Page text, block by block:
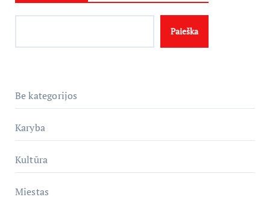
Paieška
Be kategorijos
Karyba
Kultūra
Miestas